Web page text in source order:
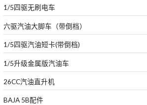
1/5四驱无刷电车
六驱汽油大脚车（带倒档）
1/5四驱汽油短卡(带倒档)
1/5升级金属版汽油车
26CC汽油直升机
BAJA 5B配件